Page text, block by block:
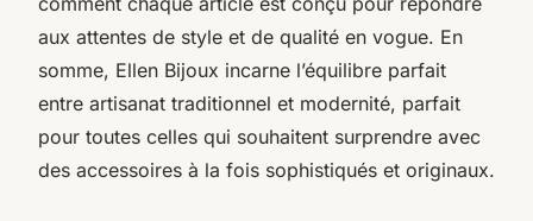
aux attentes de style et de qualité en vogue. En
somme, Ellen Bijoux incarne l’équilibre parfait
entre artisanat traditionnel et modernité, parfait
pour toutes celles qui souhaitent surprendre avec
des accessoires à la fois sophistiqués et originaux.